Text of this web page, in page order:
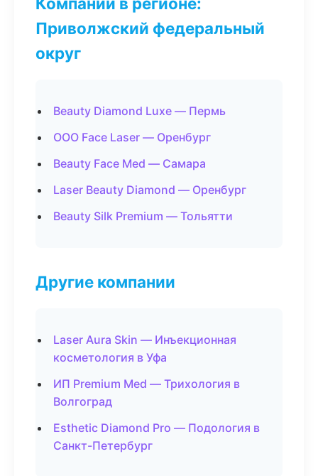
Приволжский федеральный
округ
Beauty Diamond Luxe — Пермь
ООО Face Laser — Оренбург
Beauty Face Med — Самара
Laser Beauty Diamond — Оренбург
Beauty Silk Premium — Тольятти
Другие компании
Laser Aura Skin — Инъекционная
косметология в Уфа
ИП Premium Med — Трихология в
Волгоград
Esthetic Diamond Pro — Подология в
Санкт-Петербург